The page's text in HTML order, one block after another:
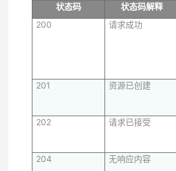
状态码
状态码解释
200
请求成功
201
资源已创建
202
请求已接受
204
无响应内容